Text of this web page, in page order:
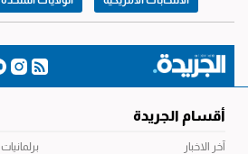
أقسام الجريدة
آخر الاخبار
برلمانيات